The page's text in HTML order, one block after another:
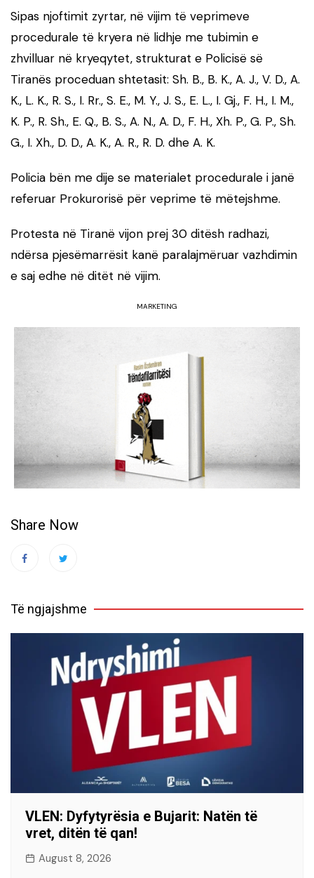
Sipas njoftimit zyrtar, në vijim të veprimeve
procedurale të kryera në lidhje me tubimin e
zhvilluar në kryeqytet, strukturat e Policisë së
Tiranës proceduan shtetasit: Sh. B., B. K., A. J., V. D., A.
K., L. K., R. S., I. Rr., S. E., M. Y., J. S., E. L., I. Gj., F. H., I. M.,
K. P., R. Sh., E. Q., B. S., A. N., A. D., F. H., Xh. P., G. P., Sh.
G., I. Xh., D. D., A. K., A. R., R. D. dhe A. K.
Policia bën me dije se materialet procedurale i janë
referuar Prokurorisë për veprime të mëtejshme.
Protesta në Tiranë vijon prej 30 ditësh radhazi,
ndërsa pjesëmarrësit kanë paralajmëruar vazhdimin
e saj edhe në ditët në vijim.
MARKETING
Share Now
Të ngjajshme
VLEN: Dyfytyrësia e Bujarit: Natën të
vret, ditën të qan!
August 8, 2026